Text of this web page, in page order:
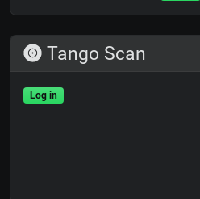
Tango Scan
Log in